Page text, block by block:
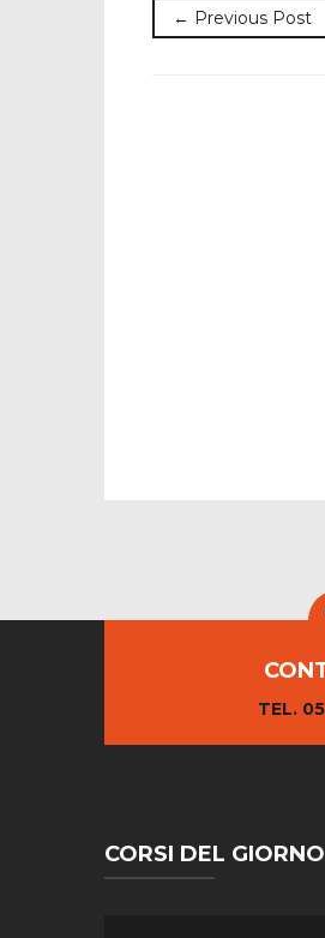
← Previous Post
TEL.
CORSI DEL GIORNO